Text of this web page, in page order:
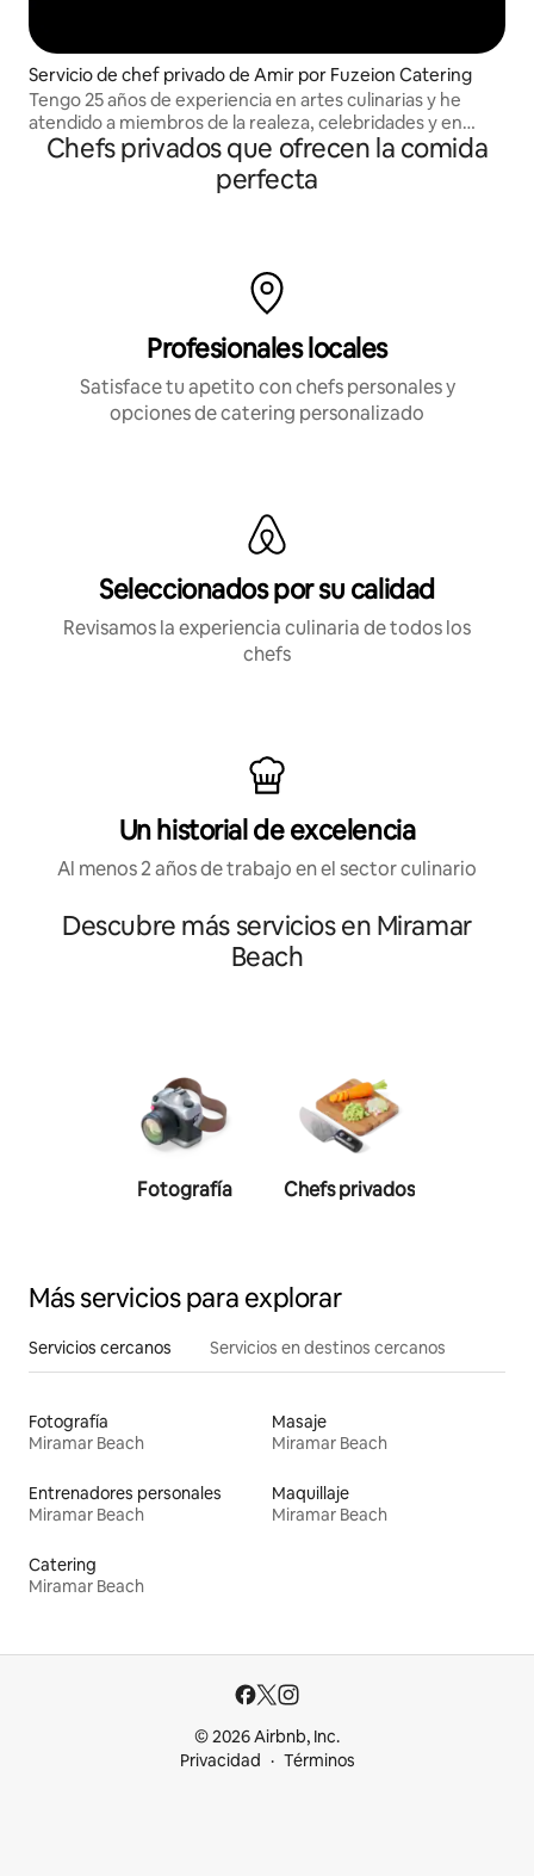
Servicio de chef privado de Amir por Fuzeion Catering
Tengo 25 años de experiencia en artes culinarias y he
atendido a miembros de la realeza, celebridades y en
eventos internacionales.
Chefs privados que ofrecen la comida
perfecta
Profesionales locales
Satisface tu apetito con chefs personales y
opciones de catering personalizado
Seleccionados por su calidad
Revisamos la experiencia culinaria de todos los
chefs
Un historial de excelencia
Al menos 2 años de trabajo en el sector culinario
Descubre más servicios en Miramar
Beach
Fotografía Chefs privados
Más servicios para explorar
Servicios cercanos Servicios en destinos cercanos
Fotografía
Miramar Beach
Masaje
Miramar Beach
Entrenadores personales
Miramar Beach
Maquillaje
Miramar Beach
Catering
Miramar Beach
© 2026 Airbnb, Inc.
Privacidad
Términos